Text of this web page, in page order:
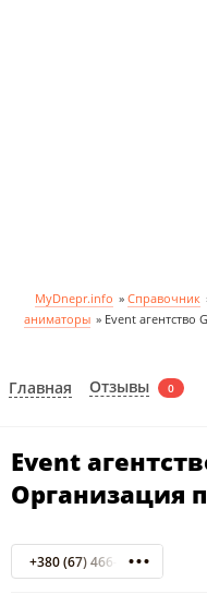
MyDnepr.info » Справочник
аниматоры » Event
Главная Отзывы 0
Event
Организация
+380 (67) 466-17-17